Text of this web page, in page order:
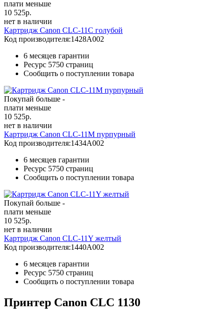
плати меньше
10 525р.
нет в наличии
Картридж Canon CLC-11C голубой
Код производителя:1428A002
6 месяцев гарантии
Ресурс 5750 страниц
Сообщить о поступлении товара
Покупай больше -
плати меньше
10 525р.
нет в наличии
Картридж Canon CLC-11M пурпурный
Код производителя:1434A002
6 месяцев гарантии
Ресурс 5750 страниц
Сообщить о поступлении товара
Покупай больше -
плати меньше
10 525р.
нет в наличии
Картридж Canon CLC-11Y желтый
Код производителя:1440A002
6 месяцев гарантии
Ресурс 5750 страниц
Сообщить о поступлении товара
Принтер Canon CLC 1130